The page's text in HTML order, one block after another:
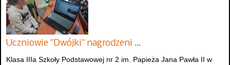
Uczniowie "Dwójki" nagrodzeni …
Klasa IIIa Szkoły Podstawowej nr 2 im. Papieża Jana Pawła II w